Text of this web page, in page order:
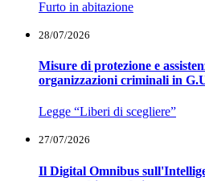
Furto in abitazione
28/07/2026
Misure di protezione e
organizzazioni criminali in
Legge “Liberi di scegliere”
27/07/2026
Il Digital Omnibus